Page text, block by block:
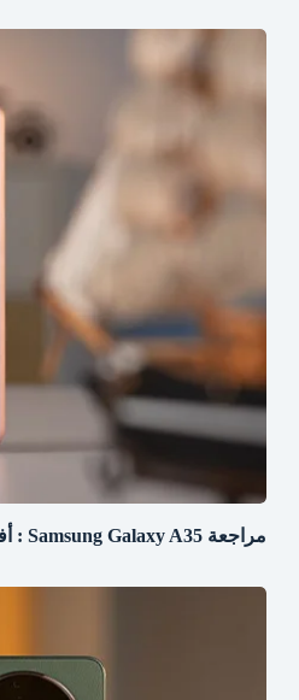
مراجعة Samsung Galaxy A35 : أفضل هاتف متوسط المدى